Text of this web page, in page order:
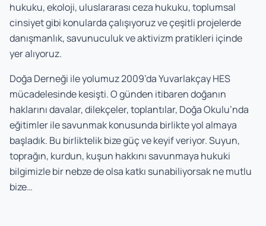
hukuku, ekoloji, uluslararası ceza hukuku, toplumsal
cinsiyet gibi konularda çalışıyoruz ve çeşitli projelerde
danışmanlık, savunuculuk ve aktivizm pratikleri içinde
yer alıyoruz.
Doğa Derneği ile yolumuz 2009’da Yuvarlakçay HES
mücadelesinde kesişti. O günden itibaren doğanın
haklarını davalar, dilekçeler, toplantılar, Doğa Okulu’nda
eğitimler ile savunmak konusunda birlikte yol almaya
başladık. Bu birliktelik bize güç ve keyif veriyor. Suyun,
toprağın, kurdun, kuşun hakkını savunmaya hukuki
bilgimizle bir nebze de olsa katkı sunabiliyorsak ne mutlu
bize…